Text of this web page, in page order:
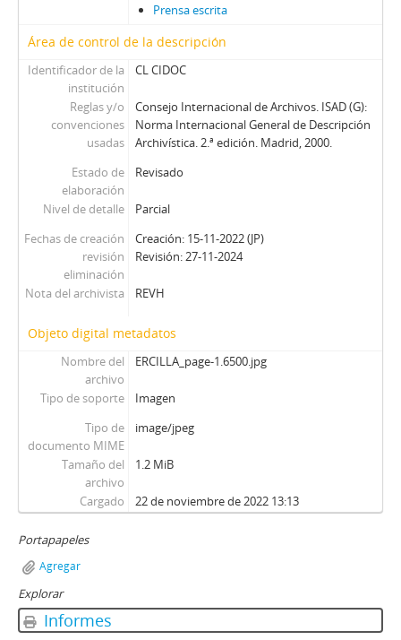
M - Mayoría
MJ - Mensaje
OFNPL - Órgano Oficial del Frente Nacionalista Patria y Libertad
P - Paloma
Pag - Páginas: Para una acción solidaria
PEC - Política. Economía. Cultura.
PP - Pluma y Pincel
PM - Pacífico Magazine
QP - Qué Pasa
REC - Revista el Compañero
S - Solidaridad
TS - Tribuna Sindical
V - Vea
VC - Vía Chilena
ZZ - Zig-Zag
Prensa escrita
Área de control de la descripción
Identificador de la
institución
CL CIDOC
Reglas y/o
convenciones
usadas
Consejo Internacional de Archivos. ISAD (G):
Norma Internacional General de Descripción
Archivística. 2.ª edición. Madrid, 2000.
Estado de
elaboración
Revisado
Nivel de detalle
Parcial
Fechas de creación
revisión
eliminación
Creación: 15-11-2022 (JP)
Revisión: 27-11-2024
Nota del archivista REVH
Objeto digital metadatos
Nombre del
archivo
ERCILLA_page-1.6500.jpg
Tipo de soporte
Imagen
Tipo de
documento MIME
image/jpeg
Tamaño del
archivo
1.2 MiB
Cargado 22 de noviembre de 2022 13:13
Portapapeles
Agregar
Explorar
Informes